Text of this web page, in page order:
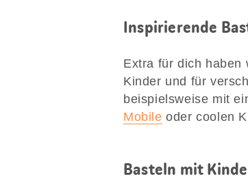
Inspirierende
Extra für dich haben
Kinder und für
beispielsweise mit
Mobile oder coolen
Basteln mit